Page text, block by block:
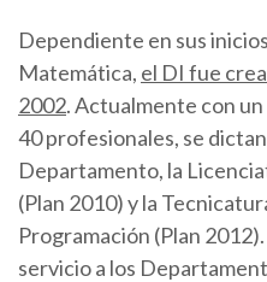
Dependiente en sus
Matemática, el DI fue
2002. Actualmente con
40 profesionales, se
Departamento, la
(Plan 2010) y la
Programación (Plan
servicio a los